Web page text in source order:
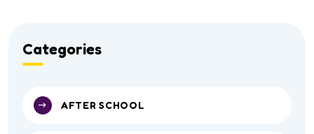
Categories
AFTER SCHOOL